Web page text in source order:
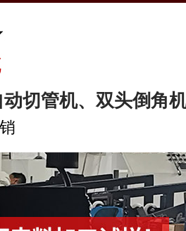
切管机、双头倒角